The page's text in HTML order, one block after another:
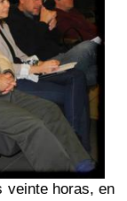
veinte horas, en